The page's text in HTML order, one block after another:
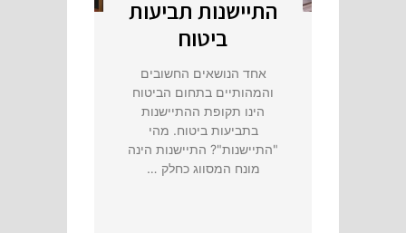
התיישנות תביעות
ביטוח
אחד הנושאים החשובים
והמהותיים בתחום הביטוח
הינו תקופת ההתיישנות
בתביעות ביטוח. מהי
"התיישנות"? התיישנות הינה
מונח המסווג כחלק …